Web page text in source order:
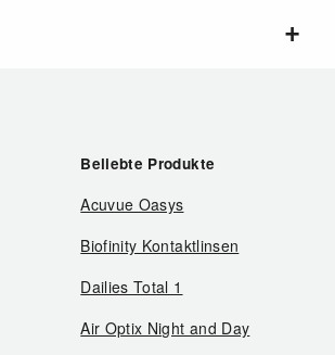
Beliebte Produkte
Acuvue Oasys
Biofinity Kontaktlinsen
Dailies Total 1
Air Optix Night and Day